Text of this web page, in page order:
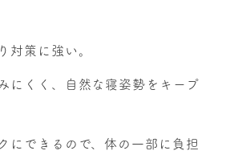
対策に強い。
にくく、自然な寝姿勢をキープ
にできるので、体の一部に負担